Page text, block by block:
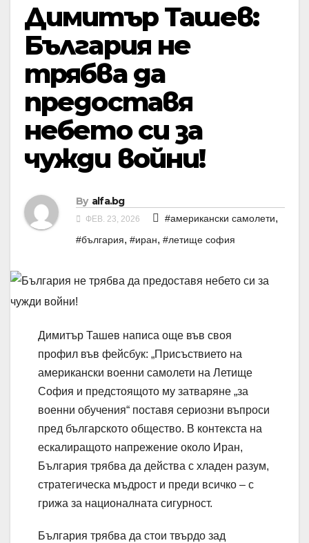
Димитър Ташев:
България не
трябва да
предоставя
небето си за
чужди войни!
By alfa.bg
ФЕВ. 23, 2026 #американски самолети,
#българия, #иран, #летище софия
Димитър Ташев написа още във своя
профил във фейсбук: „Присъствието на
американски военни самолети на Летище
София и предстоящото му затваряне „за
военни обучения“ поставя сериозни въпроси
пред българското общество. В контекста на
ескалиращото напрежение около Иран,
България трябва да действа с хладен разум,
стратегическа мъдрост и преди всичко – с
грижа за националната сигурност.
България трябва да стои твърдо зад